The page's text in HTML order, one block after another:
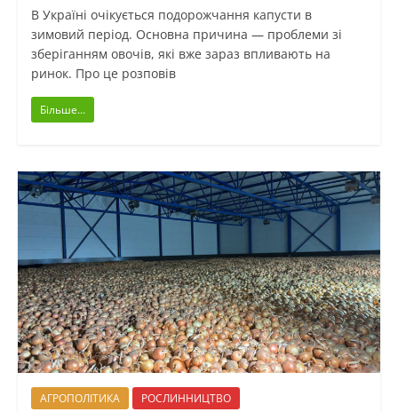
В Україні очікується подорожчання капусти в
зимовий період. Основна причина — проблеми зі
зберіганням овочів, які вже зараз впливають на
ринок. Про це розповів
Більше...
АГРОПОЛІТИКА РОСЛИННИЦТВО